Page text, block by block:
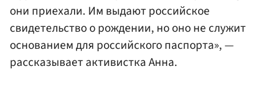
они приехали. Им выдают российское
свидетельство о рождении, но оно не служит
основанием для российского паспорта», —
рассказывает активистка Анна.